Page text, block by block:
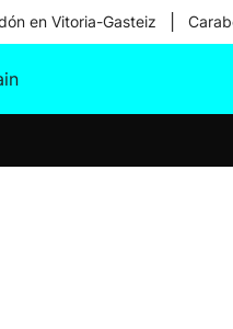
en Vitoria-Gasteiz